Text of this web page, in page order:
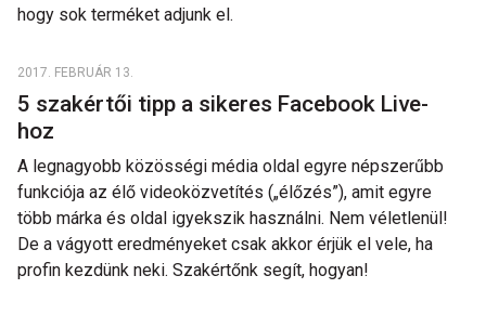
hogy sok terméket adjunk el.
2017. FEBRUÁR 13.
5 szakértői tipp a sikeres Facebook Live-
hoz
A legnagyobb közösségi média oldal egyre népszerűbb
funkciója az élő videoközvetítés („élőzés”), amit egyre
több márka és oldal igyekszik használni. Nem véletlenül!
De a vágyott eredményeket csak akkor érjük el vele, ha
profin kezdünk neki. Szakértőnk segít, hogyan!